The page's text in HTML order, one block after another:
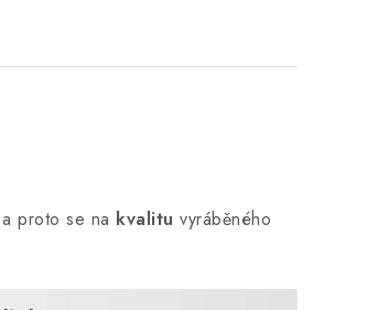
a proto se na kvalitu vyráběného